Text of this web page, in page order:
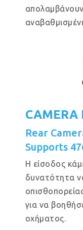
CAMERA
Rear
Supports
Η είσοδος
δυνατότητα
για να
οχήματος.